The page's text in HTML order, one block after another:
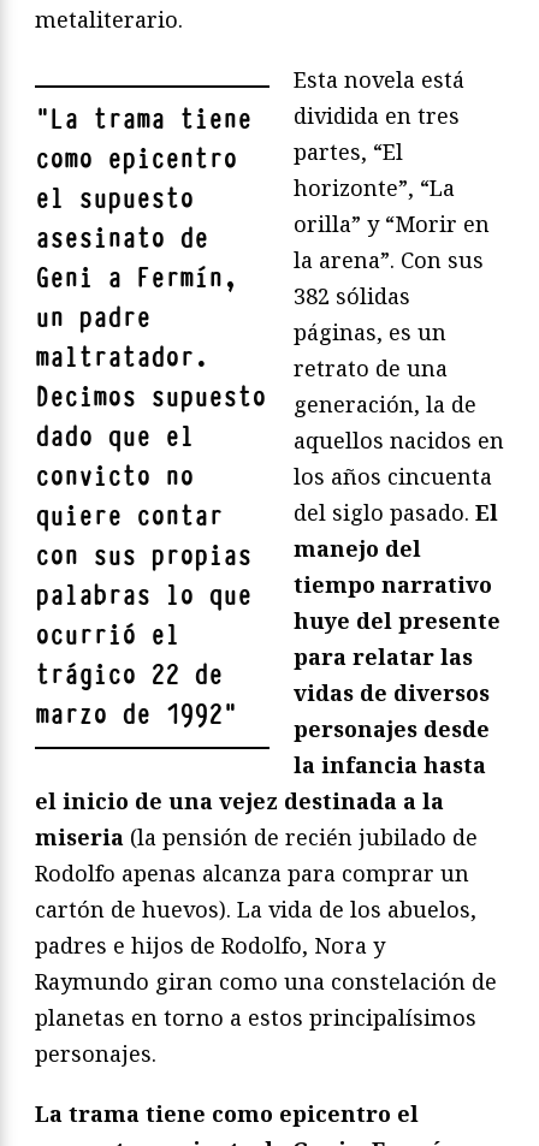
metaliterario.
"La trama tiene
como epicentro
el supuesto
asesinato de
Geni a Fermín,
un padre
maltratador.
Decimos supuesto
dado que el
convicto no
quiere contar
con sus propias
palabras lo que
ocurrió el
trágico 22 de
marzo de 1992"
Esta novela está
dividida en tres
partes, “El
horizonte”, “La
orilla” y “Morir en
la arena”. Con sus
382 sólidas
páginas, es un
retrato de una
generación, la de
aquellos nacidos en
los años cincuenta
del siglo pasado. El
manejo del
tiempo narrativo
huye del presente
para relatar las
vidas de diversos
personajes desde
la infancia hasta
el inicio de una vejez destinada a la
miseria (la pensión de recién jubilado de
Rodolfo apenas alcanza para comprar un
cartón de huevos). La vida de los abuelos,
padres e hijos de Rodolfo, Nora y
Raymundo giran como una constelación de
planetas en torno a estos principalísimos
personajes.
La trama tiene como epicentro el